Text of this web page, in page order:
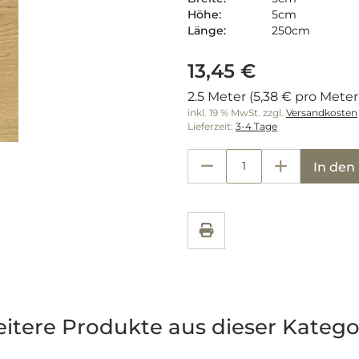
Höhe:
5cm
Länge:
250cm
13,45 €
2.5 Meter (5,38 € pro
inkl. 19 % MwSt. zzgl. Versandkosten
Lieferzeit: 3-4 Tage
In den
Produkte aus dieser